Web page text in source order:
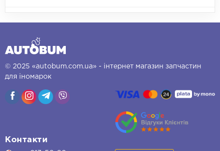
© 2025 «autobum.com.ua» - інтернет магазин запчастин
для іномарок
Контакти